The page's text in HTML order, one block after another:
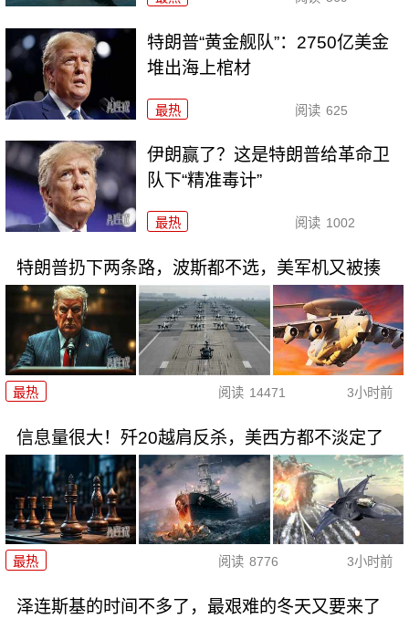
特朗普“黄金舰队”：2750亿美金
堆出海上棺材
最热 阅读 625
伊朗赢了？这是特朗普给革命卫
队下“精准毒计”
最热 阅读 1002
特朗普扔下两条路，波斯都不选，美军机又被揍
最热 阅读 14471 3小时前
信息量很大！歼20越肩反杀，美西方都不淡定了
最热 阅读 8776 3小时前
泽连斯基的时间不多了，最艰难的冬天又要来了